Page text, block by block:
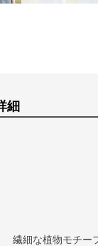
細
繊細な植物モチー